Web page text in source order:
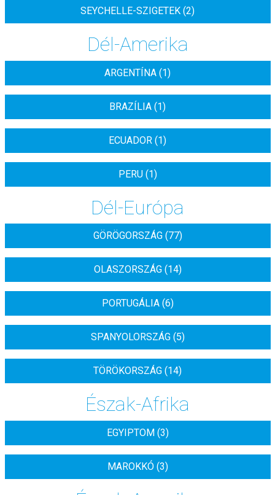
SEYCHELLE-SZIGETEK (2)
Dél-Amerika
ARGENTÍNA (1)
BRAZÍLIA (1)
ECUADOR (1)
PERU (1)
Dél-Európa
GÖRÖGORSZÁG (77)
OLASZORSZÁG (14)
PORTUGÁLIA (6)
SPANYOLORSZÁG (5)
TÖRÖKORSZÁG (14)
Észak-Afrika
EGYIPTOM (3)
MAROKKÓ (3)